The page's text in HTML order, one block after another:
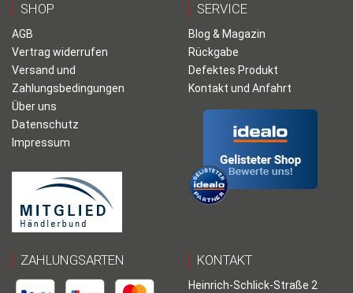
SHOP
AGB
Vertrag widerrufen
Versand und
Zahlungsbedingungen
Über uns
Datenschutz
Impressum
SERVICE
Blog & Magazin
Rückgabe
Defektes Produkt
Kontakt und Anfahrt
ZAHLUNGSARTEN KONTAKT
Heinrich-Schlick-Straße 2